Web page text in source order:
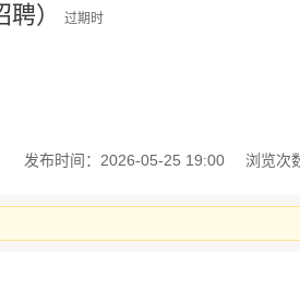
） 过期时
发布时间：2026-05-25 19:00 浏览次